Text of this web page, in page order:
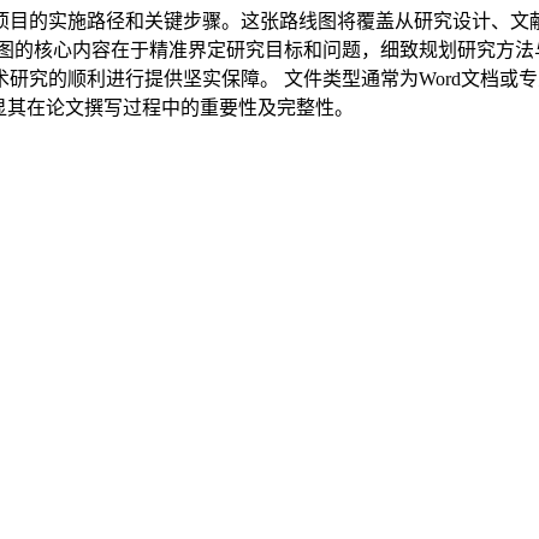
的实施路径和关键步骤。这张路线图将覆盖从研究设计、
业的流程图软件文件，以确保可编辑性和协作便利性。修饰语
在论文撰写过程中的重要性及完整性。